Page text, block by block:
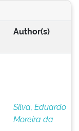
Author(s)
Silva, Eduardo
Moreira da